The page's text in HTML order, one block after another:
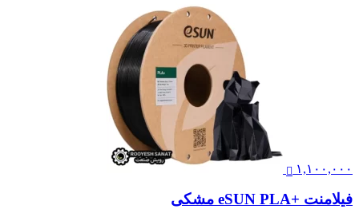
۱,۱۰۰,۰۰۰
فیلامنت +eSUN PLA مشکی